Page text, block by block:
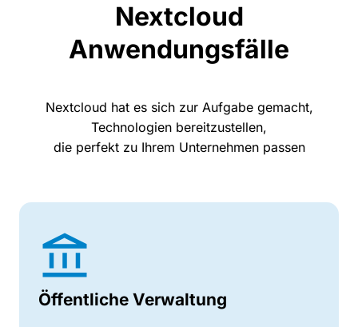
Nextcloud
Anwendungsfälle
Nextcloud hat es sich zur Aufgabe gemacht,
Technologien bereitzustellen,
die perfekt zu Ihrem Unternehmen passen
Öffentliche Verwaltung